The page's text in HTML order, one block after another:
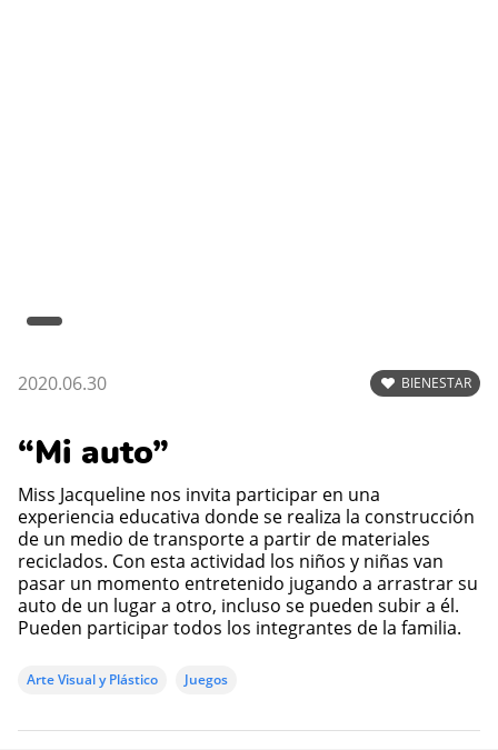
2020.06.30 BIENESTAR
“Mi auto”
Miss Jacqueline nos invita participar en una
experiencia educativa donde se realiza la construcción
de un medio de transporte a partir de materiales
reciclados. Con esta actividad los niños y niñas van
pasar un momento entretenido jugando a arrastrar su
auto de un lugar a otro, incluso se pueden subir a él.
Pueden participar todos los integrantes de la familia.
Arte Visual y Plástico Juegos